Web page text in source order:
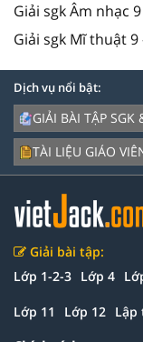
Giải sgk Âm nhạc
Giải sgk Mĩ thuật 9
Dịch vụ nổi bật:
GIẢI BÀI TẬP SGK
TÀI LIỆU GIÁO
Giải bài tập:
Lớp 1-2-3 Lớp 4
Lớp 11 Lớp 12 Lập